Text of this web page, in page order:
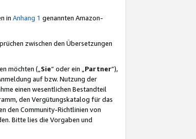
in Anhang 1 genannten Amazon-
zwischen den Übersetzungen
möchten („Sie“ oder ein „Partner“),
auf bzw. Nutzung der
einen wesentlichen Bestandteil
den Vergütungskatalog für das
den Community-Richtlinien von
Bitte lies die Vorgaben und